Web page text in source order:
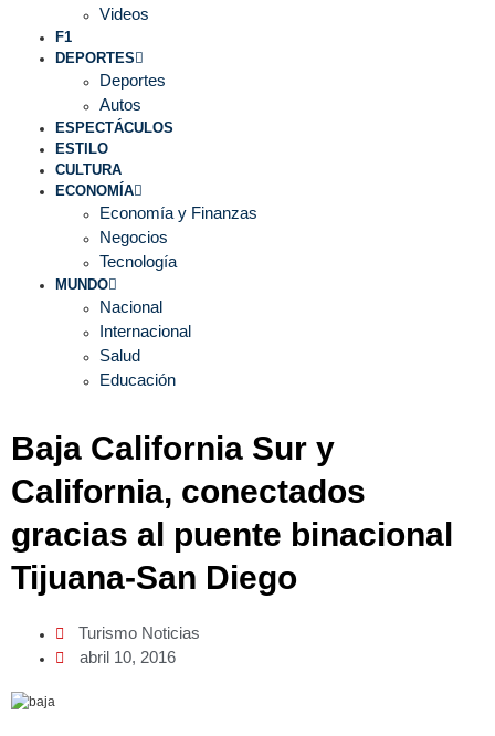
Videos
F1
DEPORTES
Deportes
Autos
ESPECTÁCULOS
ESTILO
CULTURA
ECONOMÍA
Economía y Finanzas
Negocios
Tecnología
MUNDO
Nacional
Internacional
Salud
Educación
Baja California Sur y
California, conectados
gracias al puente binacional
Tijuana-San Diego
Turismo Noticias
abril 10, 2016